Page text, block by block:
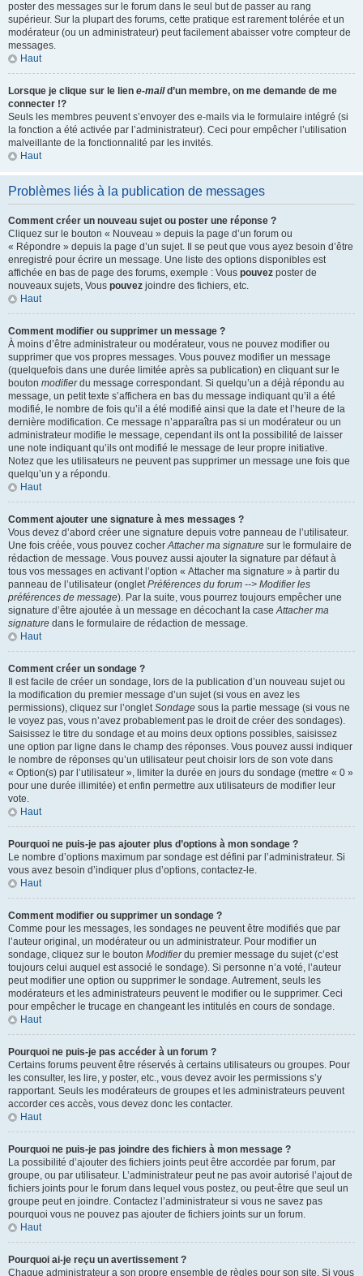
poster des messages sur le forum dans le seul but de passer au rang
supérieur. Sur la plupart des forums, cette pratique est rarement tolérée et un
modérateur (ou un administrateur) peut facilement abaisser votre compteur de
messages.
Haut
Lorsque je clique sur le lien e-maild’un membre, on me demande de me
connecter !?
Seuls les membres peuvent s’envoyer des e-mails via le formulaire intégré (si
la fonction a été activée par l’administrateur). Ceci pour empêcher l’utilisation
malveillante de la fonctionnalité par les invités.
Haut
Problèmes liés à la publication de messages
Comment créer un nouveau sujet ou poster une réponse ?
Cliquez sur le bouton « Nouveau » depuis la page d’un forum ou
« Répondre » depuis la page d’un sujet. Il se peut que vous ayez besoin d’être
enregistré pour écrire un message. Une liste des options disponibles est
affichée en bas de page des forums, exemple : Vous pouvez poster de
nouveaux sujets, Vous pouvez joindre des fichiers, etc.
Haut
Comment modifier ou supprimer un message ?
À moins d’être administrateur ou modérateur, vous ne pouvez modifier ou
supprimer que vos propres messages. Vous pouvez modifier un message
(quelquefois dans une durée limitée après sa publication) en cliquant sur le
bouton modifierdu message correspondant. Si quelqu’un a déjà répondu au
message, un petit texte s’affichera en bas du message indiquant qu’il a été
modifié, le nombre de fois qu’il a été modifié ainsi que la date et l’heure de la
dernière modification. Ce message n’apparaîtra pas si un modérateur ou un
administrateur modifie le message, cependant ils ont la possibilité de laisser
une note indiquant qu’ils ont modifié le message de leur propre initiative.
Notez que les utilisateurs ne peuvent pas supprimer un message une fois que
quelqu’un y a répondu.
Haut
Comment ajouter une signature à mes messages ?
Vous devez d’abord créer une signature depuis votre panneau de l’utilisateur.
Une fois créée, vous pouvez cocherAttacher ma signature sur le formulaire de
rédaction de message. Vous pouvez aussi ajouter la signature par défaut à
tous vos messages en activant l’option « Attacher ma signature » à partir du
panneau de l’utilisateur (ongletPréférences du forum --> Modifier les
préférences de message). Par la suite, vous pourrez toujours empêcher une
signature d’être ajoutée à un message en décochant la caseAttacher ma
signature dans le formulaire de rédaction de message.
Haut
Comment créer un sondage ?
Il est facile de créer un sondage, lors de la publication d’un nouveau sujet ou
la modification du premier message d’un sujet (si vous en avez les
permissions), cliquez sur l’ongletSondage sous la partie message (si vous ne
le voyez pas, vous n’avez probablement pas le droit de créer des sondages).
Saisissez le titre du sondage et au moins deux options possibles, saisissez
une option par ligne dans le champ des réponses. Vous pouvez aussi indiquer
le nombre de réponses qu’un utilisateur peut choisir lors de son vote dans
« Option(s) par l’utilisateur », limiter la durée en jours du sondage (mettre « 0 »
pour une durée illimitée) et enfin permettre aux utilisateurs de modifier leur
vote.
Haut
Pourquoi ne puis-je pas ajouter plus d’options à mon sondage ?
Le nombre d’options maximum par sondage est défini par l’administrateur. Si
vous avez besoin d’indiquer plus d’options, contactez-le.
Haut
Comment modifier ou supprimer un sondage ?
Comme pour les messages, les sondages ne peuvent être modifiés que par
l’auteur original, un modérateur ou un administrateur. Pour modifier un
sondage, cliquez sur le bouton Modifierdu premier message du sujet (c’est
toujours celui auquel est associé le sondage). Si personne n’a voté, l’auteur
peut modifier une option ou supprimer le sondage. Autrement, seuls les
modérateurs et les administrateurs peuvent le modifier ou le supprimer. Ceci
pour empêcher le trucage en changeant les intitulés en cours de sondage.
Haut
Pourquoi ne puis-je pas accéder à un forum ?
Certains forums peuvent être réservés à certains utilisateurs ou groupes. Pour
les consulter, les lire, y poster, etc., vous devez avoir les permissions s’y
rapportant. Seuls les modérateurs de groupes et les administrateurs peuvent
accorder ces accès, vous devez donc les contacter.
Haut
Pourquoi ne puis-je pas joindre des fichiers à mon message ?
La possibilité d’ajouter des fichiers joints peut être accordée par forum, par
groupe, ou par utilisateur. L’administrateur peut ne pas avoir autorisé l’ajout de
fichiers joints pour le forum dans lequel vous postez, ou peut-être que seul un
groupe peut en joindre. Contactez l’administrateur si vous ne savez pas
pourquoi vous ne pouvez pas ajouter de fichiers joints sur un forum.
Haut
Pourquoi ai-je reçu un avertissement ?
Chaque administrateur a son propre ensemble de règles pour son site. Si vous